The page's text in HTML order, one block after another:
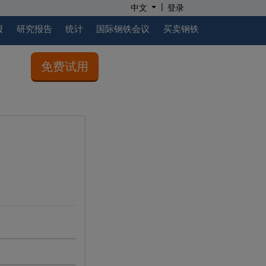
中文 | 登录
研究报告 统计 国际钢铁会议 买卖钢铁
免费试用